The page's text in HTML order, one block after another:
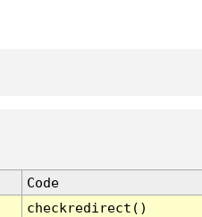
Code
checkredirect()